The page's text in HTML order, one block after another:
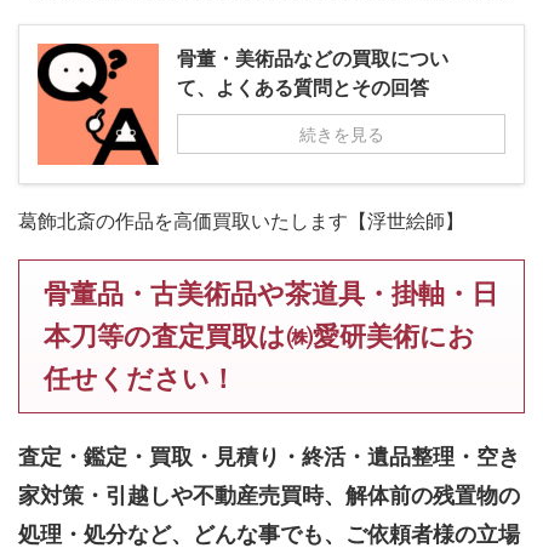
骨董・美術品などの買取につい
て、よくある質問とその回答
続きを見る
葛飾北斎の作品を高価買取いたします【浮世絵師】
骨董品・古美術品や茶道具・掛軸・日
本刀等の査定買取は㈱愛研美術にお
任せください！
査定・鑑定・買取・見積り・終活・遺品整理・空き
家対策・引越しや不動産売買時、解体前の残置物の
処理・処分など、どんな事でも、 ご依頼者様の立場